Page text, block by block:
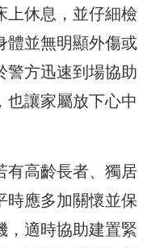
上休息，並仔細檢
體並無明顯外傷或
警方迅速到場協助
也讓家屬放下心中
有高齡長者、獨居
時應多加關懷並保
，適時協助建置緊